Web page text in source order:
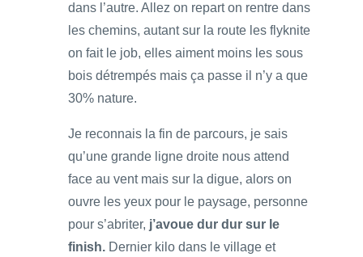
dans l’autre. Allez on repart on rentre dans
les chemins, autant sur la route les flyknite
on fait le job, elles aiment moins les sous
bois détrempés mais ça passe il n’y a que
30% nature.
Je reconnais la fin de parcours, je sais
qu’une grande ligne droite nous attend
face au vent mais sur la digue, alors on
ouvre les yeux pour le paysage, personne
pour s’abriter, j’avoue dur dur sur le
finish. Dernier kilo dans le village et